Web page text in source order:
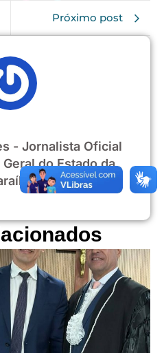
Próximo post
- Jornalista Oficial
do Estado da